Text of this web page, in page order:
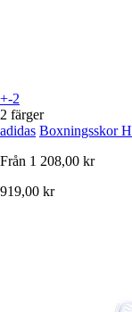
+-2
2 färger
adidas Boxningsskor
Från 1 208,00 kr
919,00 kr